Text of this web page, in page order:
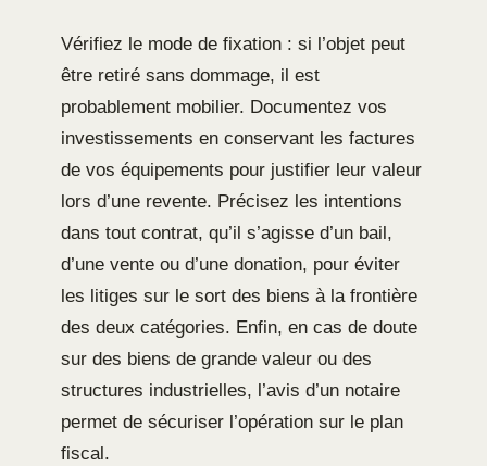
Vérifiez le mode de fixation : si l’objet peut
être retiré sans dommage, il est
probablement mobilier. Documentez vos
investissements en conservant les factures
de vos équipements pour justifier leur valeur
lors d’une revente. Précisez les intentions
dans tout contrat, qu’il s’agisse d’un bail,
d’une vente ou d’une donation, pour éviter
les litiges sur le sort des biens à la frontière
des deux catégories. Enfin, en cas de doute
sur des biens de grande valeur ou des
structures industrielles, l’avis d’un notaire
permet de sécuriser l’opération sur le plan
fiscal.